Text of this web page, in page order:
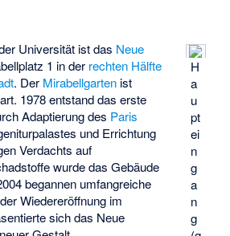
H
a
u
pt
ei
n
g
a
n
g
Universität ist das Neue
1 in der rechten Hälfte
. Der Mirabellgarten ist
1978 entstand das erste
Adaptierung des Paris
und Errichtung
Verdachts auf
wurde das Gebäude
begannen umfangreiche
Wiedereröffnung im
sich das Neue